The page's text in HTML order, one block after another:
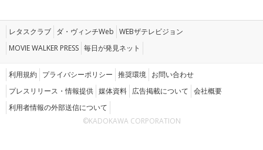
レタスクラブ ダ・ヴィンチWeb WEBザテレビジョン
MOVIE WALKER PRESS 毎日が発見ネット
利用規約 プライバシーポリシー 推奨環境 お問い合わせ
プレスリリース・情報提供 媒体資料 広告掲載について 会社概要
利用者情報の外部送信について
©KADOKAWA CORPORATION